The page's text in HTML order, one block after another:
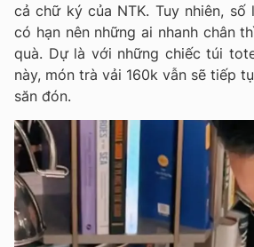
cả chữ ký của NTK. Tuy nhiên, số
có hạn nên những ai nhanh chân
quà. Dự là với những chiếc túi
này, món trà vải 160k vẫn sẽ tiếp
săn đón.